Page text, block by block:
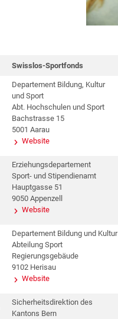
Swisslos-Sportfonds
Departement Bildung, Kultur
und Sport
Abt. Hochschulen und Sport
Bachstrasse 15
5001 Aarau
Website
Erziehungsdepartement
Sport- und Stipendienamt
Hauptgasse 51
9050 Appenzell
Website
Departement Bildung und Kultur
Abteilung Sport
Regierungsgebäude
9102 Herisau
Website
Sicherheitsdirektion des
Kantons Bern